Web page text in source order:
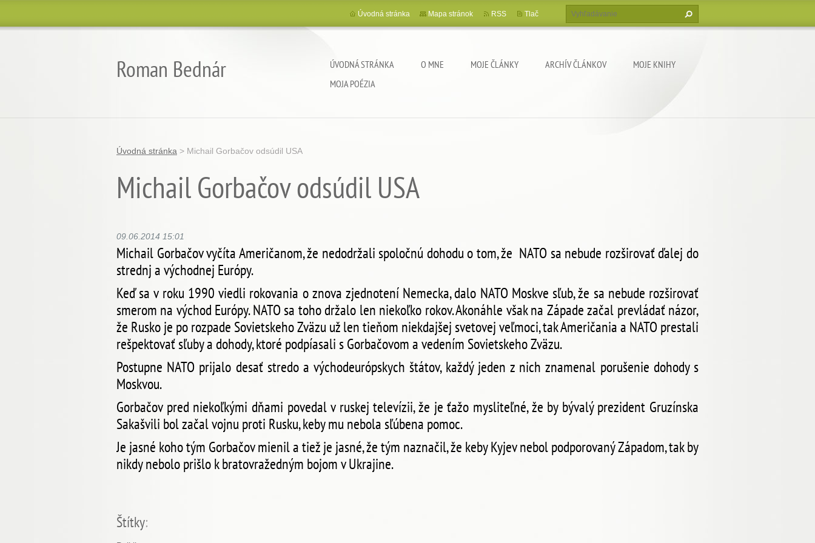
Roman Bednár ÚVODNÁ STRÁNKA O MNE MOJE ČLÁNKY ARCHÍV ČLÁNKOV
MOJE KNIHY
MOJA POÉZIA
Úvodná stránka Mapa stránok RSS Tlač
Úvodná stránka > Michail Gorbačov odsúdil USA
Michail Gorbačov odsúdil USA
09.06.2014 15:01
Michail Gorbačov vyčíta Američanom, že nedodržali spoločnú dohodu o tom, že NATO sa nebude rozširovať ďalej do
strednj a východnej Európy.
Keď sa v roku 1990 viedli rokovania o znova zjednotení Nemecka, dalo NATO Moskve sľub, že sa nebude rozširovať
smerom na východ Európy. NATO sa toho držalo len niekoľko rokov. Akonáhle však na Západe začal prevládať názor,
že Rusko je po rozpade Sovietskeho Zväzu už len tieňom niekdajšej svetovej veľmoci, tak Američania a NATO prestali
rešpektovať sľuby a dohody, ktoré podpíasali s Gorbačovom a vedením Sovietskeho Zväzu.
Postupne NATO prijalo desať stredo a východeurópskych štátov, každý jeden z nich znamenal porušenie dohody s
Moskvou.
Gorbačov pred niekoľkými dňami povedal v ruskej televízii, že je ťažo mysliteľné, že by bývalý prezident Gruzínska
Sakašvili bol začal vojnu proti Rusku, keby mu nebola sľúbena pomoc.
Je jasné koho tým Gorbačov mienil a tiež je jasné, že tým naznačil, že keby Kyjev nebol podporovaný Západom, tak by
nikdy nebolo prišlo k bratovražedným bojom v Ukrajine.
Štítky: